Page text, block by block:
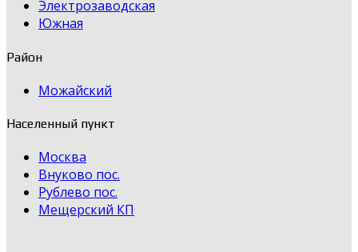
Электрозаводская
Южная
Район
Можайский
Населенный пункт
Москва
Внуково пос.
Рублево пос.
Мещерский КП